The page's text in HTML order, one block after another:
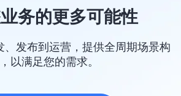
务的更多可能性
发布到运营，提供全周期场景构
以满足您的需求。